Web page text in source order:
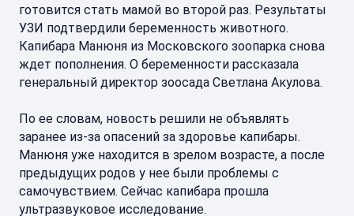
готовится стать мамой во второй раз. Результаты
УЗИ подтвердили беременность животного.
Капибара Манюня из Московского зоопарка снова
ждет пополнения. О беременности рассказала
генеральный директор зоосада Светлана Акулова.
По ее словам, новость решили не объявлять
заранее из-за опасений за здоровье капибары.
Манюня уже находится в зрелом возрасте, а после
предыдущих родов у нее были проблемы с
самочувствием. Сейчас капибара прошла
ультразвуковое исследование.